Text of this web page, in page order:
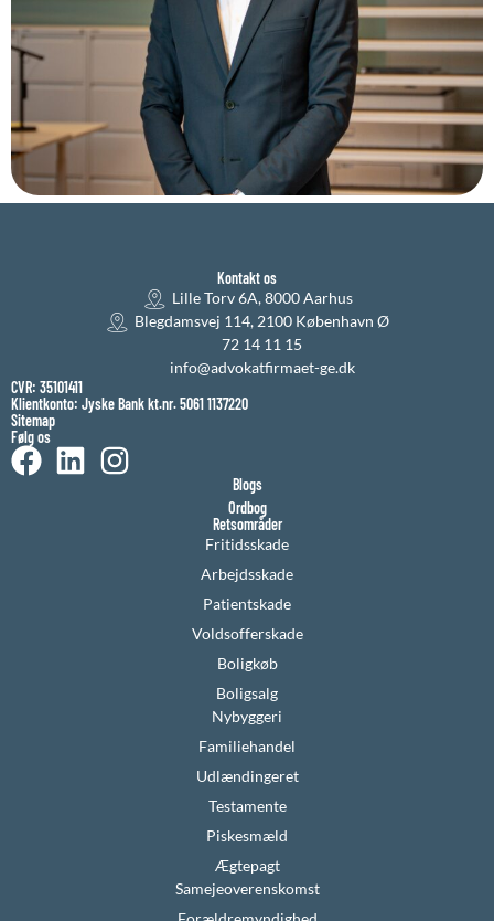
Kontakt os
Lille Torv 6A, 8000 Aarhus
Blegdamsvej 114, 2100 København Ø
72 14 11 15
info@advokatfirmaet-ge.dk
CVR: 35101411
Klientkonto: Jyske Bank kt.nr. 5061 1137220
Sitemap
Følg os
Blogs
Ordbog
Retsområder
Fritidsskade
Arbejdsskade
Patientskade
Voldsofferskade
Boligkøb
Boligsalg
Nybyggeri
Familiehandel
Udlændingeret
Testamente
Piskesmæld
Ægtepagt
Samejeoverenskomst